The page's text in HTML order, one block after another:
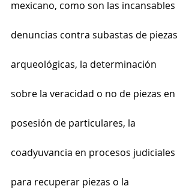
mexicano, como son las incansables
denuncias contra subastas de piezas
arqueológicas, la determinación
sobre la veracidad o no de piezas en
posesión de particulares, la
coadyuvancia en procesos judiciales
para recuperar piezas o la